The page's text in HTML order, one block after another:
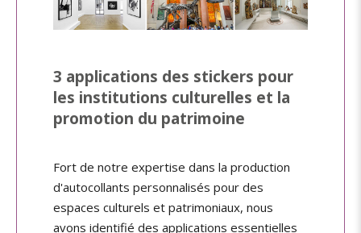
3 applications des stickers pour
les institutions culturelles et la
promotion du patrimoine
Fort de notre expertise dans la production
d'autocollants personnalisés pour des
espaces culturels et patrimoniaux, nous
avons identifié des applications essentielles